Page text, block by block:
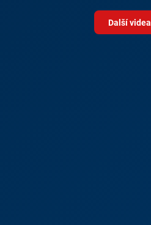
Další videa